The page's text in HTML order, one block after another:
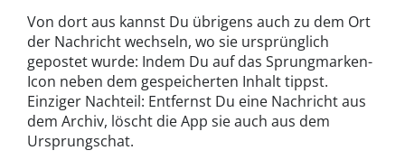
Von dort aus kannst Du übrigens auch zu dem Ort
der Nachricht wechseln, wo sie ursprünglich
gepostet wurde: Indem Du auf das Sprungmarken-
Icon neben dem gespeicherten Inhalt tippst.
Einziger Nachteil: Entfernst Du eine Nachricht aus
dem Archiv, löscht die App sie auch aus dem
Ursprungschat.